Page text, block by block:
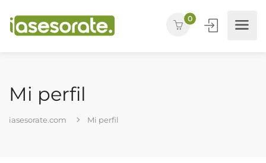
0
Mi perfil
iasesorate.com Mi perfil